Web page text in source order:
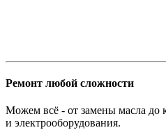
Ремонт любой сложности
Можем всё - от замены масла до
и электрооборудования.